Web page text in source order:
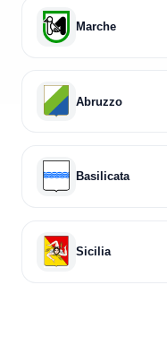
Marche
Abruzzo
Basilicata
Sicilia